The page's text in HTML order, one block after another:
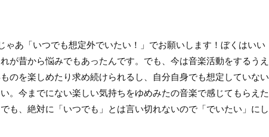
あ「いつでも想定外でいたい！」でお願いします！ぼくはいい
が昔から悩みでもあったんです。でも、今は音楽活動をするうえ
のを楽しめたり求め続けられるし、自分自身でも想定していない
。今までにない楽しい気持ちをゆめみたの音楽で感じてもらえた
も、絶対に「いつでも」とは言い切れないので「でいたい」にし